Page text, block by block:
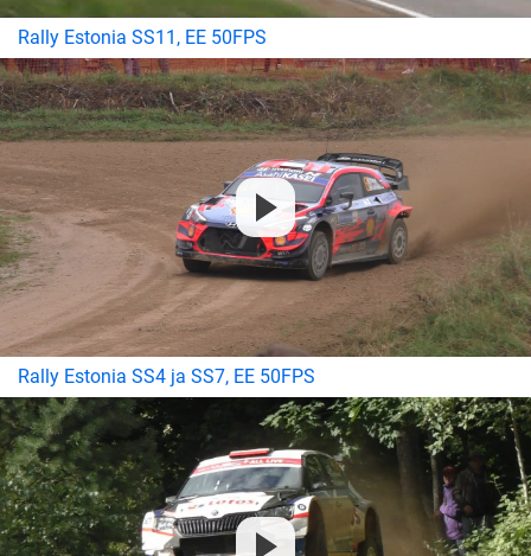
Rally Estonia SS11, EE 50FPS
Rally Estonia SS4 ja SS7, EE 50FPS